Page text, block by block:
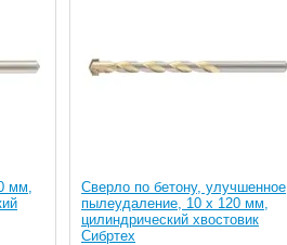
мм,
Сверло по бетону, улучшенное
пылеудаление, 10 х 120 мм,
цилиндрический хвостовик
Сибртех